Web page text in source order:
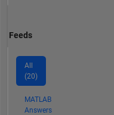
Feeds
All
(20)
MATLAB
Answers